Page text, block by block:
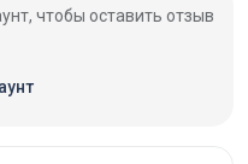
чтобы оставить отзыв